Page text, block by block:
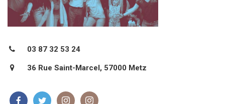
03 87 32 53 24
36 Rue Saint-Marcel, 57000 Metz